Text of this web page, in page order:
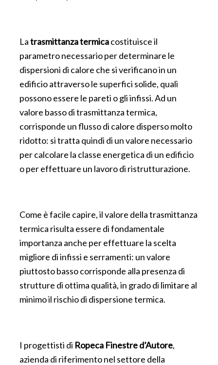
Latrasmittanza termicacostituisce il
parametro necessario per determinare le
dispersioni di calore che si verificano in un
edificio attraverso le superfici solide, quali
possono essere le pareti o gli infissi. Ad un
valore basso di trasmittanza termica,
corrisponde un flusso di calore disperso molto
ridotto: si tratta quindi di un valore necessario
per calcolare la classe energetica di un edificio
o per effettuare un lavoro di ristrutturazione.
Come è facile capire, il valore della trasmittanza
termica risulta essere di fondamentale
importanza anche per effettuare la scelta
migliore di infissi e serramenti: un valore
piuttosto basso corrisponde alla presenza di
strutture di ottima qualità, in grado di limitare al
minimo il rischio di dispersione termica.
I progettisti di Ropeca Finestre d’Autore,
azienda di riferimento nel settore della